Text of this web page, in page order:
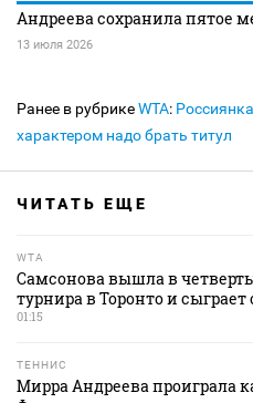
Андреева сохранила пятое
13 июля 2026
Ранее в рубрикеWTA:
характером надо брать титул
ЧИТАТЬ ЕЩЕ
WTA
Самсонова вышла в
турнира в Торонто и
01:15
ТЕННИС
Мирра Андреева проиграла